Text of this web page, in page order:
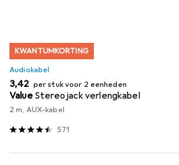
KWANTUMKORTING
Audiokabel
EUR
3,42 per stuk voor 2 eenheden
Value Stereo jack verlengkabel
2 m, AUX-kabel
571